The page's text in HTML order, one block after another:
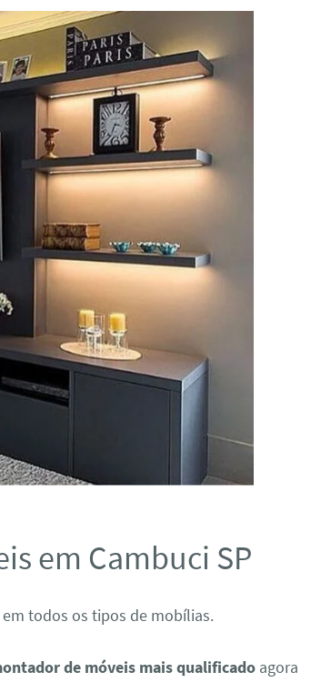
em Cambuci SP
todos os tipos de mobílias.
de móveis mais qualificado agora